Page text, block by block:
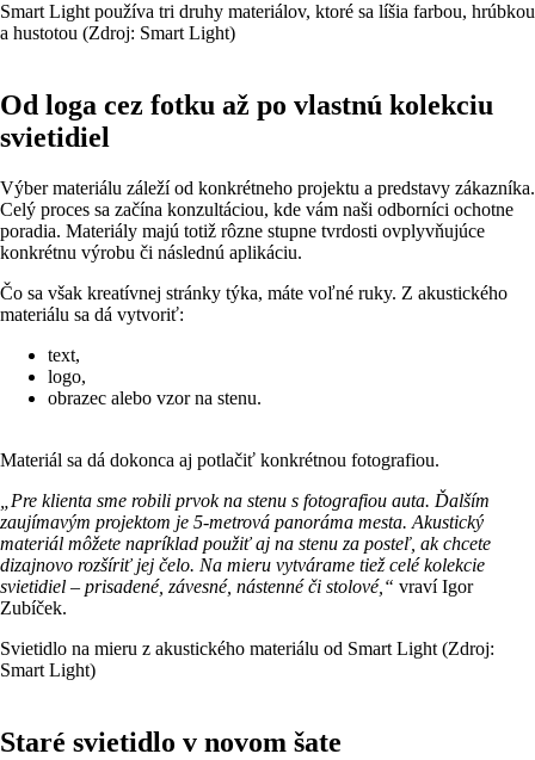
Smart Light používa tri druhy materiálov, ktoré sa líšia farbou, hrúbkou
a hustotou (Zdroj: Smart Light)
Od loga cez fotku až po vlastnú kolekciu
svietidiel
Výber materiálu záleží od konkrétneho projektu a predstavy zákazníka.
Celý proces sa začína konzultáciou, kde vám naši odborníci ochotne
poradia. Materiály majú totiž rôzne stupne tvrdosti ovplyvňujúce
konkrétnu výrobu či následnú aplikáciu.
Čo sa však kreatívnej stránky týka, máte voľné ruky. Z akustického
materiálu sa dá vytvoriť:
text,
logo,
obrazec alebo vzor na stenu.
Materiál sa dá dokonca aj potlačiť konkrétnou fotografiou.
„Pre klienta sme robili prvok na stenu s fotografiou auta. Ďalším
zaujímavým projektom je 5-metrová panoráma mesta. Akustický
materiál môžete napríklad použiť aj na stenu za posteľ, ak chcete
dizajnovo rozšíriť jej čelo. Na mieru vytvárame tiež celé kolekcie
svietidiel – prisadené, závesné, nástenné či stolové,“ vraví Igor
Zubíček.
Svietidlo na mieru z akustického materiálu od Smart Light (Zdroj:
Smart Light)
Staré svietidlo v novom šate